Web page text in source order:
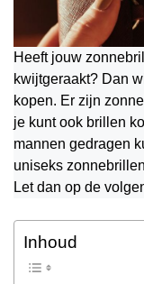
Heeft jouw
kwijtgeraakt? Dan
kopen. Er zijn
je kunt ook brillen
mannen gedragen
uniseks
Let dan op de
Inhoud